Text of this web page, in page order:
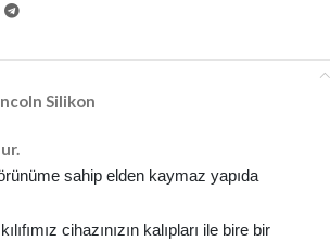
Silikon
sahip elden kaymaz yapıda
cihazınızın kalıpları ile bire bir